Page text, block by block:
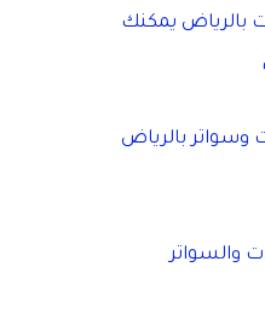
بالرياض يمكنك
وسواتر بالرياض
والسواتر